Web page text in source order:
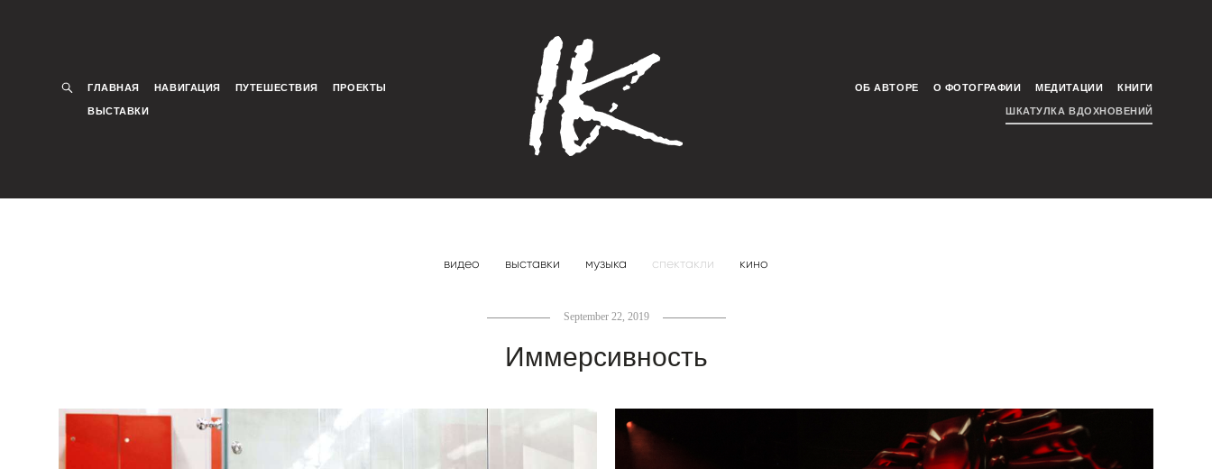
ГЛАВНАЯ НАВИГАЦИЯ ПУТЕШЕСТВИЯ ПРОЕКТЫ
ВЫСТАВКИ
ОБ АВТОРЕ О ФОТОГРАФИИ МЕДИТАЦИИ КНИГИ
ШКАТУЛКА ВДОХНОВЕНИЙ
видео выставки музыка спектакли кино
September 22, 2019
Иммерсивность